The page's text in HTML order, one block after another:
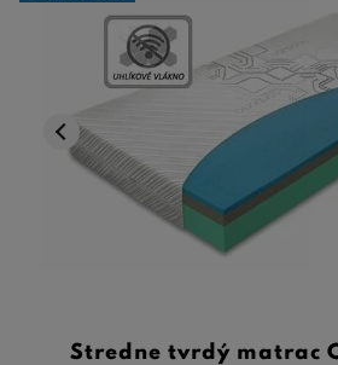
Stredne tvrdý matrac